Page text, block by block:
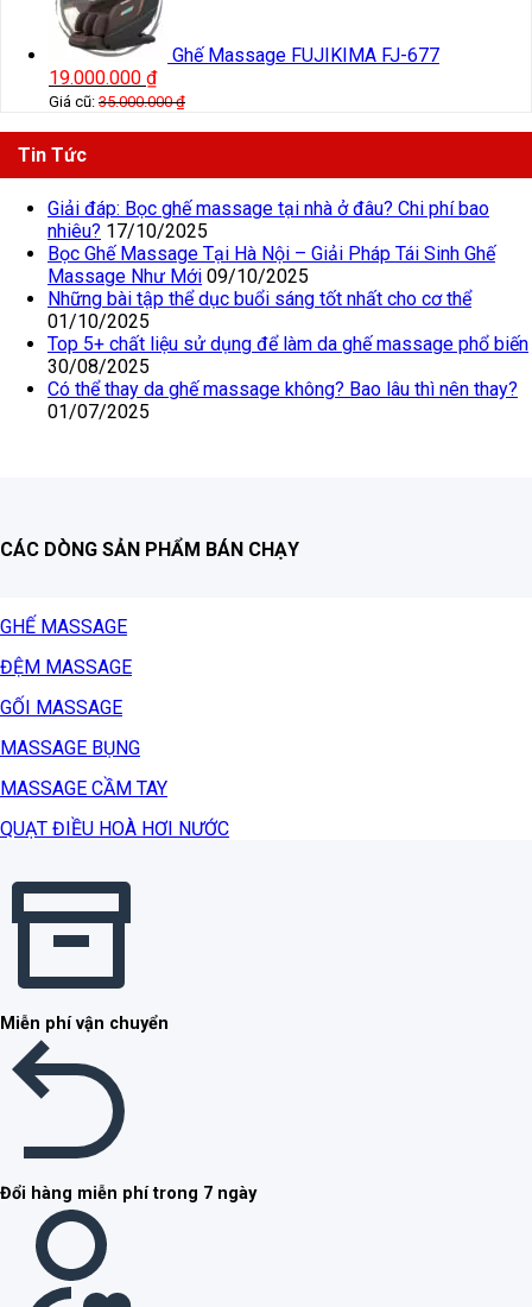
Ghế Massage FUJIKIMA FJ-677
19.000.000 ₫
Giá cũ: 35.000.000₫
Tin Tức
Giải đáp: Bọc ghế massage tại nhà ở đâu? Chi phí bao
nhiêu? 17/10/2025
Bọc Ghế Massage Tại Hà Nội – Giải Pháp Tái Sinh Ghế
Massage Như Mới 09/10/2025
Những bài tập thể dục buổi sáng tốt nhất cho cơ thể
01/10/2025
Top 5+ chất liệu sử dụng để làm da ghế massage phổ biến
30/08/2025
Có thể thay da ghế massage không? Bao lâu thì nên thay?
01/07/2025
CÁC DÒNG SẢN PHẨM BÁN CHẠY
GHẾ MASSAGE
ĐỆM MASSAGE
GỐI MASSAGE
MASSAGE BỤNG
MASSAGE CẦM TAY
QUẠT ĐIỀU HOÀ HƠI NƯỚC
Miễn phí vận chuyển
Đổi hàng miễn phí trong 7 ngày